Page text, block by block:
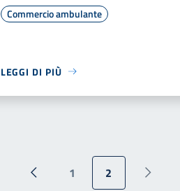
Commercio ambulante
LEGGI DI PIÙ
Pagina precedente
1 2
Pagina